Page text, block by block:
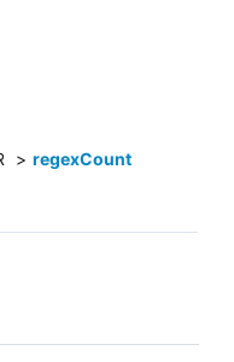
regexCount